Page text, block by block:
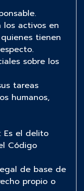
los activos en
tienen
sobre los
tareas
humanos,
Es el delito
Código
de base de
propio o